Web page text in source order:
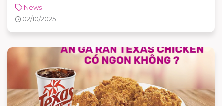
cho con, hãy cùng AEON MALL Bình Tân khám phá những ý
tưởng trang phục Halloween đầy sáng tạo dành cho cả bé
News
02/10/2025